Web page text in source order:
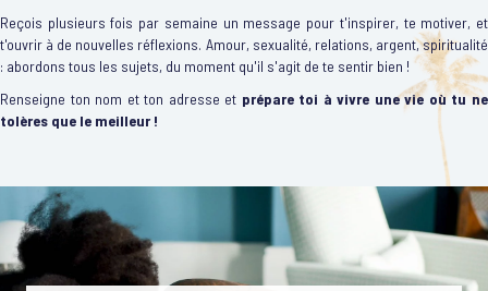
Reçois plusieurs fois par semaine un message pour t'inspirer, te motiver, et
t'ouvrir à de nouvelles réflexions. Amour, sexualité, relations, argent, spiritualité
: abordons tous les sujets, du moment qu'il s'agit de te sentir bien !
Renseigne ton nom et ton adresse et prépare toi à vivre une vie où tu ne
tolères que le meilleur !